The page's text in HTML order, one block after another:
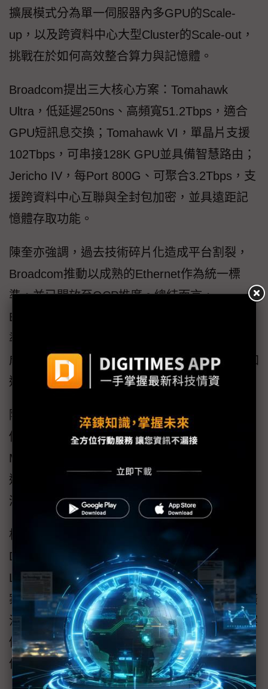
擴展模式分為單一伺服器內多GPU的Scale-
up，以及跨資料中心大型Cluster的Scale-out，
挑戰在於如何高效整合算力與記憶體。
Broadcom提出三大核心方案：Tomahawk
Ultra，低延遲250ns、高頻寬51.2Tbps，適合
GPU短訊息交換；Tomahawk VI，單晶片支援
102Tbps，可串接128K GPU並具備智慧路由；
Jericho IV，每Port 800G、可聚合3.2Tbps，支
援跨資料中心互聯與全封包加密，並具遠距記
憶體存取功能。
陳奎亦強調，過去技術碎片化造成平台割裂，
Broadcom推動以成熟的Ethernet作為統一標
準，並已開放至OCP推廣。總結而言，
Broadcom將以高頻寬、低延遲、安全與開放標
準，提供從單Node到跨資料中心的完整方案，
成為推動全球AI擴展的關鍵力量。AI新時代，加
速智慧化發展
隨著AI全面普及，自駕車、醫療、智慧製造到
個人工作場景皆快速導入智慧應用。Micron Sr.
Manager林文斌表示，Micron全球擁有11座製
造基地、13個實驗室與完整業務布局，可提供
涵蓋資料中心到邊緣的解決方案。
核心產品包括比同業省電30%的HBM3E、
DDR5/MRDIMM、GDDR6/X、LPDDR5X與
LPCAMM2低功耗記憶體、CXL CZ120擴展方
案，以及6500 ION與9550 SSD高效能儲存，廣
泛應用於汽車、工業、IoT與5G等領域。應用案
例涵蓋智慧製造儲存需求倍增、GPU級醫療影
像運算、TB級智慧監控與高耐用5G模組。